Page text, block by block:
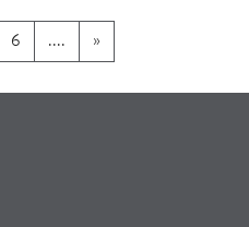
6 .... »